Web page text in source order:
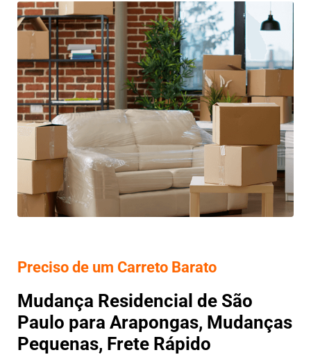
Preciso de um Carreto Barato
Mudança Residencial de São
Paulo para Arapongas, Mudanças
Pequenas, Frete Rápido